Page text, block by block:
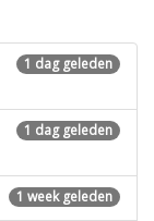
1 dag geleden
1 dag geleden
1 week geleden